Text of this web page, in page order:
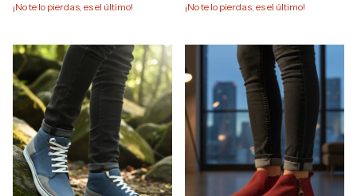
¡No te lo pierdas, es el último!
¡No te lo pierdas, es el último!